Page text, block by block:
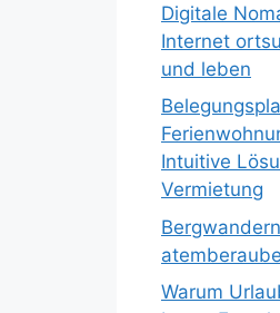
Digitale
Internet
und leben
Intuitive
Vermietung
Warum